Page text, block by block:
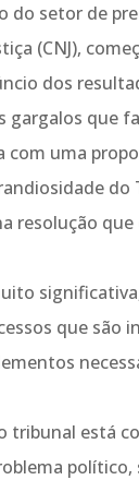
setor de
(CNJ),
dos
gargalos que
uma
do
resolução
que são
tribunal está